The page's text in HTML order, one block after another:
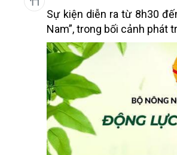
Sự kiện diễn ra từ 8h30
Nam”, trong bối cảnh phát